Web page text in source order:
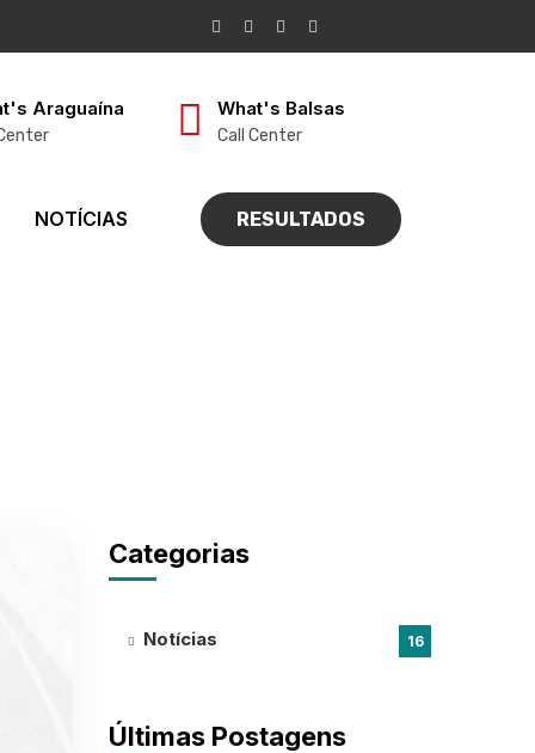
Araguaína What's Balsas
Call Center
NOTÍCIAS RESULTADOS
Categorias
Notícias 16
Últimas Postagens